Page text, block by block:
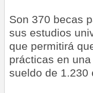
Son 370 becas
sus estudios
que permitirá
prácticas en
sueldo de 1.230